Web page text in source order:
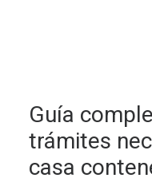
Guía
trámites
casa